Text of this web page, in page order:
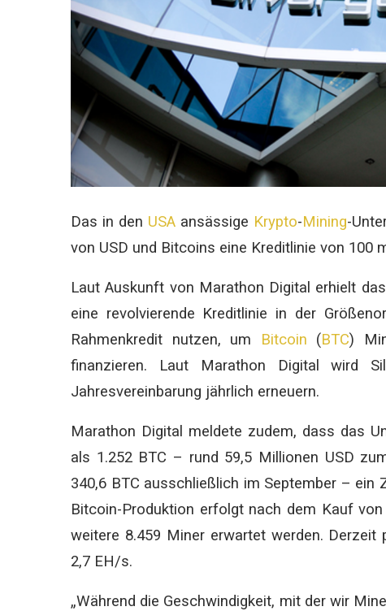
Das in den USA ansässige Krypto-Mining-
von USD und Bitcoins eine Kreditlinie von 100
Laut Auskunft von Marathon Digital erhielt
eine revolvierende Kreditlinie in der
Rahmenkredit nutzen, um
Bitcoin (BTC)
finanzieren. Laut Marathon Digital wird
Jahresvereinbarung jährlich erneuern.
Marathon Digital meldete zudem, dass das
als 1.252 BTC – rund 59,5 Millionen USD
340,6 BTC ausschließlich im September – ein
Bitcoin-Produktion erfolgt nach dem Kauf
weitere 8.459 Miner erwartet werden.
2,7 EH/s.
„Während die Geschwindigkeit, mit der wir